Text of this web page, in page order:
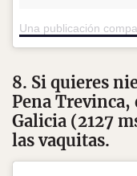
8. Si quieres
Pena
Galicia (2127
las vaquitas.